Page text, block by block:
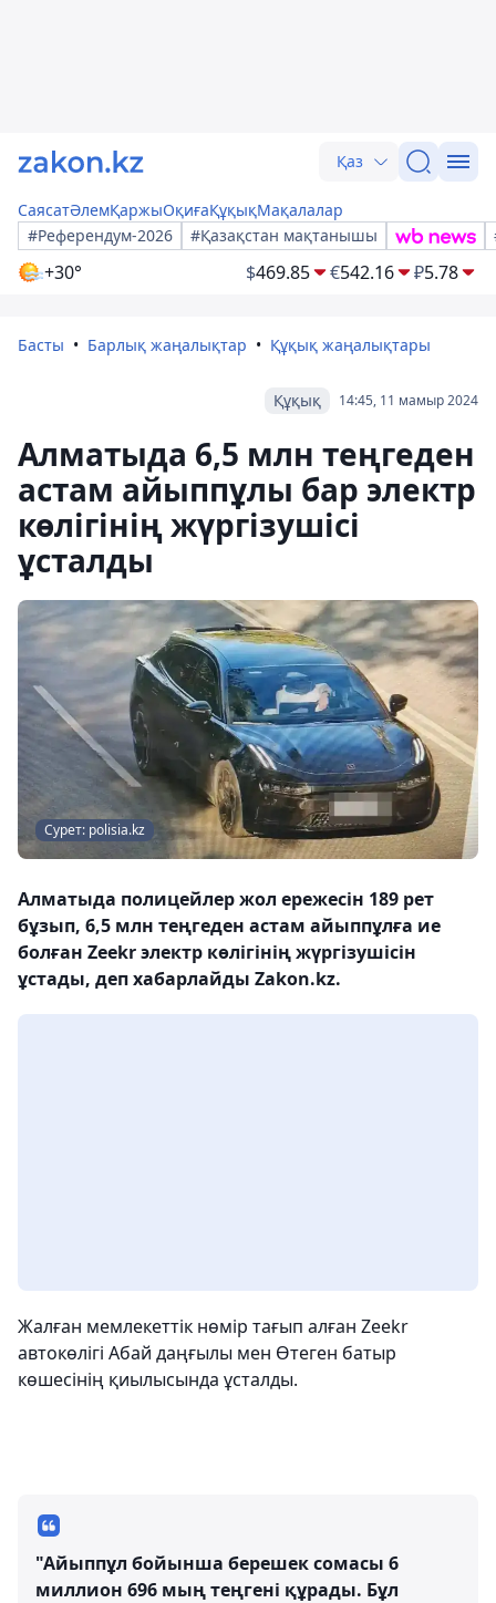
Қаз
СаясатӘлемҚаржыОқиғаҚұқықМақалалар
#Референдум-2026
#Қазақстан мақтанышы
+30° $469.85 €542.16 ₽5.78
Басты Барлық жаңалықтар Құқық жаңалықтары
14:45, 11 мамыр 2024
Құқық
Алматыда 6,5 млн теңгеден
астам айыппұлы бар электр
көлігінің жүргізушісі
ұсталды
Сурет: polisia.kz
Алматыда полицейлер жол ережесін 189 рет
бұзып, 6,5 млн теңгеден астам айыппұлға ие
болған Zeekr электр көлігінің жүргізушісін
ұстады, деп хабарлайды Zakon.kz.
Жалған мемлекеттік нөмір тағып алған Zeekr
автокөлігі Абай даңғылы мен Өтеген батыр
көшесінің қиылысында ұсталды.
"Айыппұл бойынша берешек сомасы 6
миллион 696 мың теңгені құрады. Бұл